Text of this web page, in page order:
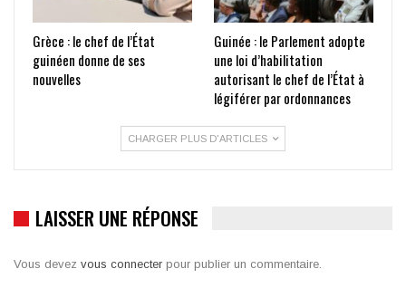
Grèce : le chef de l’État
guinéen donne de ses
nouvelles
Guinée : le Parlement adopte
une loi d’habilitation
autorisant le chef de l’État à
légiférer par ordonnances
CHARGER PLUS D'ARTICLES
LAISSER UNE RÉPONSE
Vous devez vous connecter pour publier un commentaire.